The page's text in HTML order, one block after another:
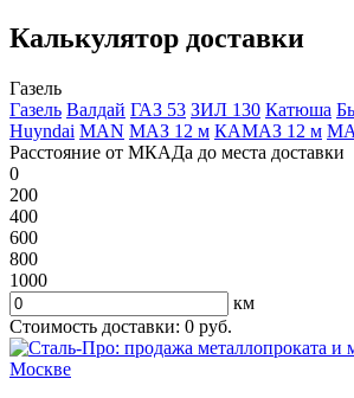
Калькулятор доставки
Газель
Газель Валдай ГАЗ 53 ЗИЛ 130 Катюша
Huyndai MAN МАЗ 12 м КАМАЗ 12 м
Расстояние от МКАДа до места доставки
0
200
400
600
800
1000
км
Стоимость доставки: 0 руб.